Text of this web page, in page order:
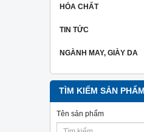
HÓA CHẤT
TIN TỨC
NGÀNH MAY, GIÀY DA
TÌM KIẾM SẢN PHẨM
Tên sản phẩm